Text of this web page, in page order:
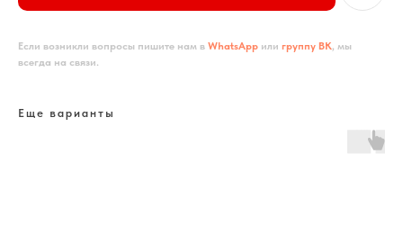
Если возникли вопросы пишите нам в WhatsApp или группу ВК, мы
всегда на связи.
Еще варианты